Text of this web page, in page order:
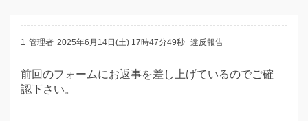
1 管理者 2025年6月14日(土) 17時47分49秒 違反報告
前回のフォームにお返事を差し上げているのでご確
認下さい。